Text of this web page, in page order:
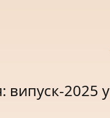
випуск-2025 у